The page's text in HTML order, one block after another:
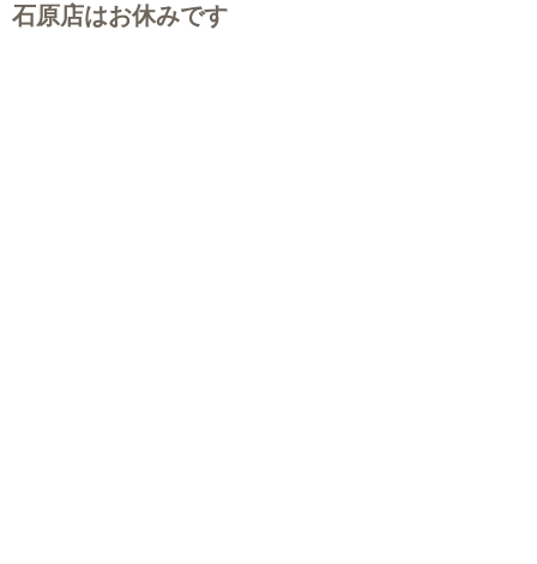
石原店はお休みです